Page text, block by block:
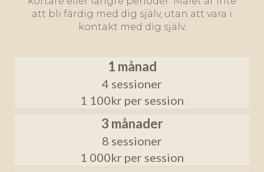
att bli färdig med dig själv, utan att vara i
kontakt med dig själv.
1 månad
4 sessioner
1 100kr per session
3 månader
8 sessioner
1 000kr per session